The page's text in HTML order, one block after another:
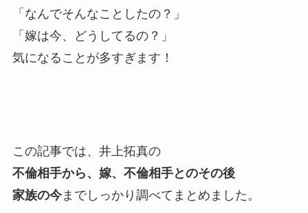
「なんでそんなことしたの？」
「嫁は今、どうしてるの？」
気になることが多すぎます！
この記事では、井上拓真の
不倫相手から、嫁、不倫相手とのその後
家族の今までしっかり調べてまとめました。